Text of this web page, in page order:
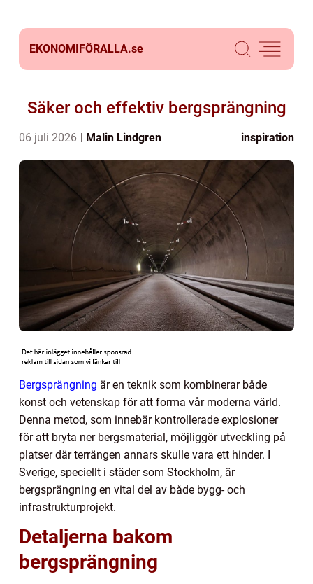
EKONOMIFÖRALLA.se
Säker och effektiv bergsprängning
06 juli 2026 Malin Lindgren inspiration
Bergsprängning är en teknik som kombinerar både
konst och vetenskap för att forma vår moderna värld.
Denna metod, som innebär kontrollerade explosioner
för att bryta ner bergsmaterial, möjliggör utveckling på
platser där terrängen annars skulle vara ett hinder. I
Sverige, speciellt i städer som Stockholm, är
bergsprängning en vital del av både bygg- och
infrastrukturprojekt.
Detaljerna bakom
bergsprängning